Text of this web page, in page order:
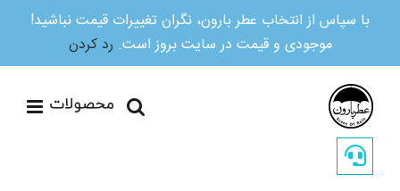
با سپاس از انتخاب عطر بارون، نگران تغییرات قیمت نباشید!
موجودی و قیمت در سایت بروز است. رد کردن
content